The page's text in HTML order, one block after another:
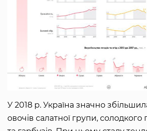
У 2018 р. Україна значно
овочів салатної групи, солодкого